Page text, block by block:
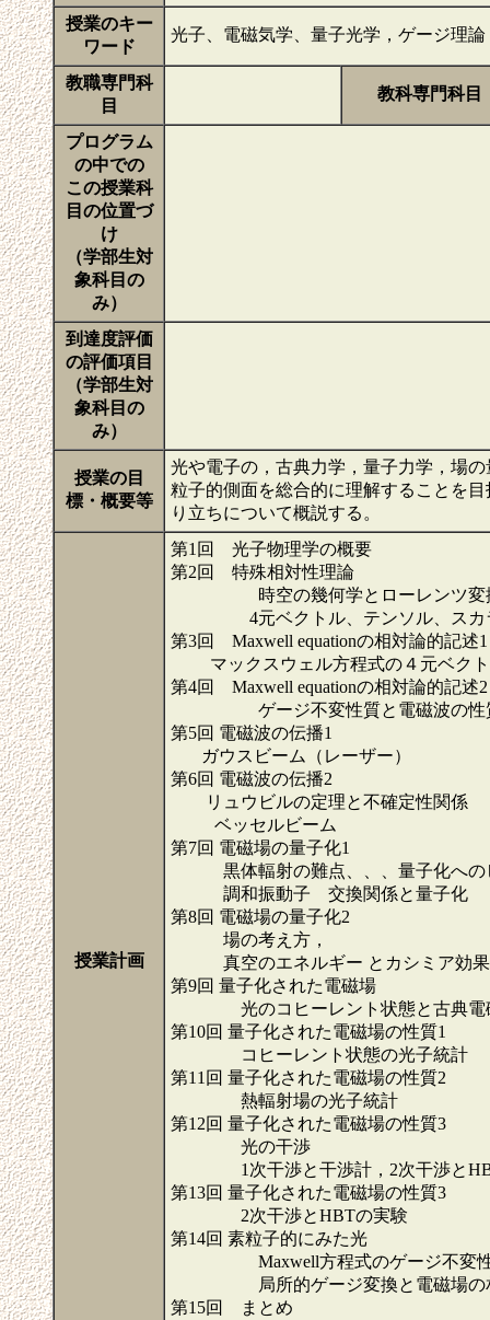
授業のキー
ワード
光子、電磁気学、量子光学，ゲージ理論
教職専門科
目
教科専門科目
プログラム
の中での
この授業科
目の位置づ
け
（学部生対
象科目の
み）
到達度評価
の評価項目
（学部生対
象科目の
み）
授業の目
標・概要等
光や電子の，古典力学，量子力学，場
粒子的側面を総合的に理解することを
り立ちについて概説する。
授業計画
第1回 光子物理学の概要
第2回 特殊相対性理論
時空の幾何学とローレンツ変
4元ベクトル、テンソル、スカ
第3回 Maxwell equationの相対論的記述1
マックスウェル方程式の４元ベクト
第4回 Maxwell equationの相対論的記述2
ゲージ不変性質と電磁波の性
第5回 電磁波の伝播1
ガウスビーム（レーザー）
第6回 電磁波の伝播2
リュウビルの定理と不確定性関係
ベッセルビーム
第7回 電磁場の量子化1
黒体輻射の難点、、、量子化への
調和振動子 交換関係と量子化
第8回 電磁場の量子化2
場の考え方，
真空のエネルギー とカシミア効果
第9回 量子化された電磁場
光のコヒーレント状態と古典電
第10回 量子化された電磁場の性質1
コヒーレント状態の光子統計
第11回 量子化された電磁場の性質2
熱輻射場の光子統計
第12回 量子化された電磁場の性質3
光の干渉
1次干渉と干渉計，2次干渉と
第13回 量子化された電磁場の性質3
2次干渉とHBTの実験
第14回 素粒子的にみた光
Maxwell方程式のゲージ不変
局所的ゲージ変換と電磁場の
第15回 まとめ